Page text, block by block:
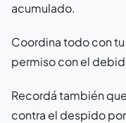
acumulado.
Coordina todo con
permiso con el
Recordá también
contra el despido